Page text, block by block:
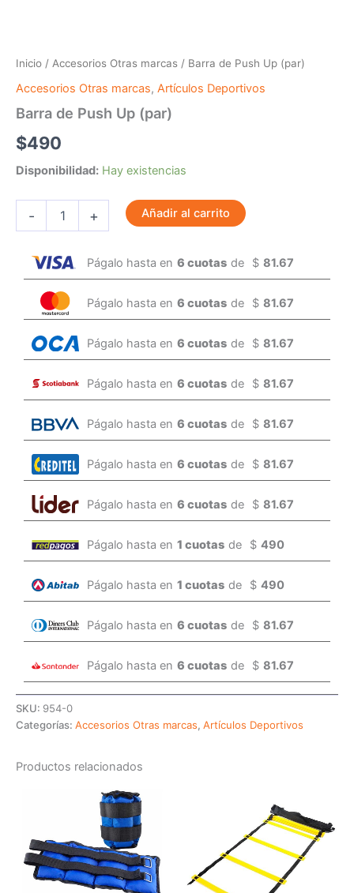
Inicio / Accesorios Otras marcas / Barra de Push Up (par)
Accesorios Otras marcas, Artículos Deportivos
Barra de Push Up (par)
$490
Disponibilidad: Hay existencias
- + Añadir al carrito
Págalo hasta en 6 cuotas de $ 81.67
Págalo hasta en 6 cuotas de $ 81.67
Págalo hasta en 6 cuotas de $ 81.67
Págalo hasta en 6 cuotas de $ 81.67
Págalo hasta en 6 cuotas de $ 81.67
Págalo hasta en 6 cuotas de $ 81.67
Págalo hasta en 6 cuotas de $ 81.67
Págalo hasta en 1 cuotas de $ 490
Págalo hasta en 1 cuotas de $ 490
Págalo hasta en 6 cuotas de $ 81.67
Págalo hasta en 6 cuotas de $ 81.67
SKU: 954-0
Categorías: Accesorios Otras marcas, Artículos Deportivos
Productos relacionados